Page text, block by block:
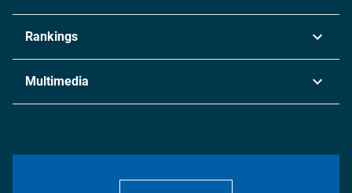
Chemie
Metall
Energie
Rankings
Multimedia